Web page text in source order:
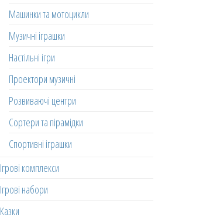
Машинки та мотоцикли
Музичні іграшки
Настільні ігри
Проектори музичні
Розвиваючі центри
Сортери та пірамідки
Спортивні іграшки
Ігрові комплекси
Ігрові набори
Казки